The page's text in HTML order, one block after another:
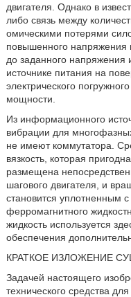
двигателя. Однако в
либо связь между
омическими потерями
повышенного напряжения
до заданного
источнике питания на
электрического
мощности.
Из информационного
вибрации для
не имеют коммутатора.
вязкость, которая
размещена
шагового двигателя, и
становится уплотненным
ферромагнитного
жидкость используется
обеспечения
КРАТКОЕ ИЗЛОЖЕНИЕ
Задачей настоящего
технического средства